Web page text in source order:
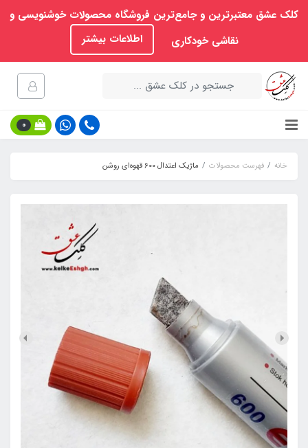
کلک عشق معتبرترین و جامع‌ترین فروشگاه محصولات خوشنویسی و
نقاشی خودکاری
اطلاعات بیشتر
0
خانه فهرست محصولات ماژیک اعتدال 600 قهوه‌ای روشن